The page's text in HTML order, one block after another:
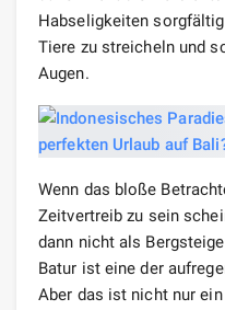
Habseligkeiten
Tiere zu streicheln und
Augen.
Wenn das bloße
Zeitvertreib zu sein
dann nicht als
Batur ist eine der
Aber das ist nicht nur